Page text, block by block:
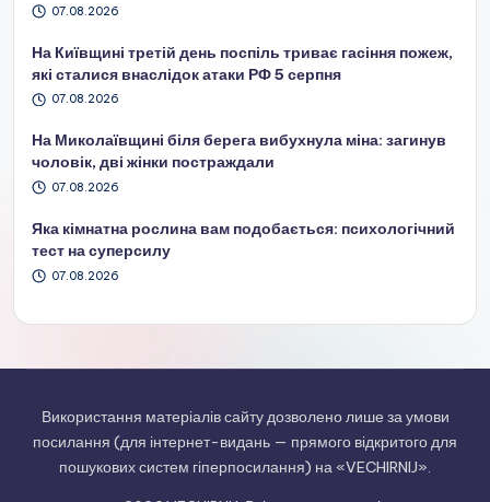
07.08.2026
На Київщині третій день поспіль триває гасіння пожеж,
які сталися внаслідок атаки РФ 5 серпня
07.08.2026
На Миколаївщині біля берега вибухнула міна: загинув
чоловік, дві жінки постраждали
07.08.2026
Яка кімнатна рослина вам подобається: психологічний
тест на суперсилу
07.08.2026
Використання матеріалів сайту дозволено лише за умови
посилання (для інтернет-видань — прямого відкритого для
пошукових систем гіперпосилання) на «VECHIRNIJ».